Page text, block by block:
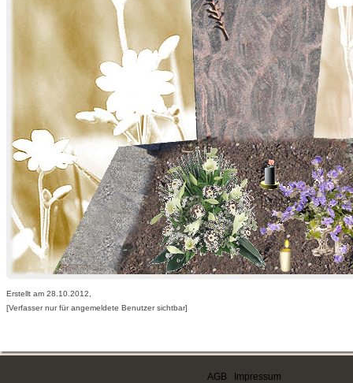
Erstellt am 28.10.2012,
[Verfasser nur für angemeldete Benutzer sichtbar]
AGB Impressum